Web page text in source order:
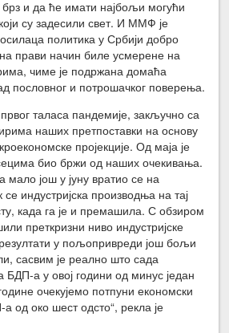
и да ће имати најбољи могући
су задесили свет. И ММФ је
политика у Србији добро
прави начин биле усмерене на
чиме је подржана домаћа
пословног и потрошачког поверења.
таласа пандемије, закључно са
наших претпоставки на основу
пројекције. Од маја је
био бржи од наших очекивања.
мало још у јуну вратио се на
индустријска производња на тај
када га је и премашила. С обзиром
преткризни ниво индустријске
у пољопривреди још бољи
сасвим је реално што сада
БДП-а у овој години од минус један
очекујемо потпуни економски
од око шест одсто“, рекла је